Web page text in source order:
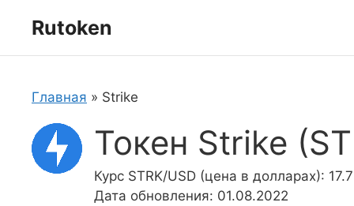
Rutoken
Главная » Strike
Токен Strike
Курс STRK/USD (цена в долларах):
Дата обновления: 01.08.2022